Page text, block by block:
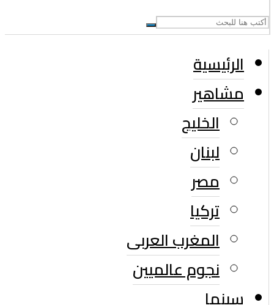
الرئيسية
مشاهير
الخليج
لبنان
مصر
تركيا
المغرب العربى
نجوم عالميين
سينما